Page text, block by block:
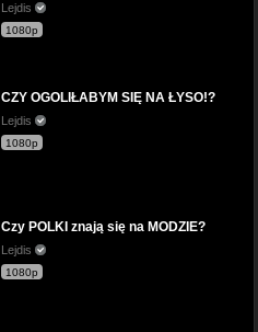
Lejdis
1080p
CZY OGOLIŁABYM SIĘ NA ŁYSO!?
Lejdis
1080p
Czy POLKI znają się na MODZIE?
Lejdis
1080p